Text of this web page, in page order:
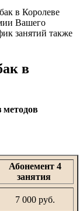
в Королеве
Вашего
занятий также
в
методов
Абонемент 4
занятия
7 000 руб.